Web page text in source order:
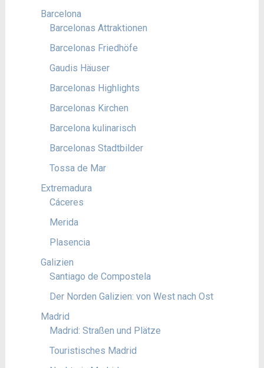
Barcelona
Barcelonas Attraktionen
Barcelonas Friedhöfe
Gaudis Häuser
Barcelonas Highlights
Barcelonas Kirchen
Barcelona kulinarisch
Barcelonas Stadtbilder
Tossa de Mar
Extremadura
Cáceres
Merida
Plasencia
Galizien
Santiago de Compostela
Der Norden Galizien: von West nach Ost
Madrid
Madrid: Straßen und Plätze
Touristisches Madrid